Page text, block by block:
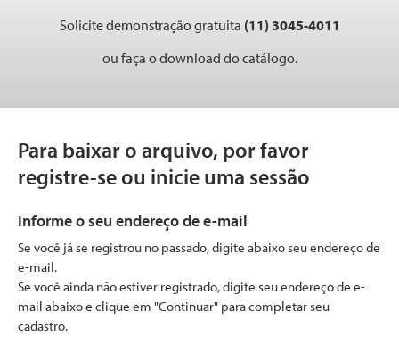
Solicite demonstração gratuita (11) 3045-4011
ou faça o download do catálogo.
Para baixar o arquivo, por favor
registre-se ou inicie uma sessão
Informe o seu endereço de e-mail
Se você já se registrou no passado, digite abaixo seu endereço de
e-mail.
Se você ainda não estiver registrado, digite seu endereço de e-
mail abaixo e clique em "Continuar" para completar seu
cadastro.